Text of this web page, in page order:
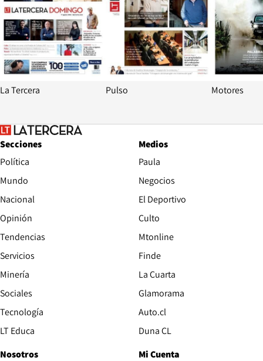
La Tercera Pulso Motores
Secciones
Política
Mundo
Nacional
Opinión
Tendencias
Servicios
Minería
Sociales
Tecnología
LT Educa
Medios
Paula
Negocios
El Deportivo
Culto
Mtonline
Finde
La Cuarta
Glamorama
Auto.cl
Duna CL
Nosotros
Mi Cuenta